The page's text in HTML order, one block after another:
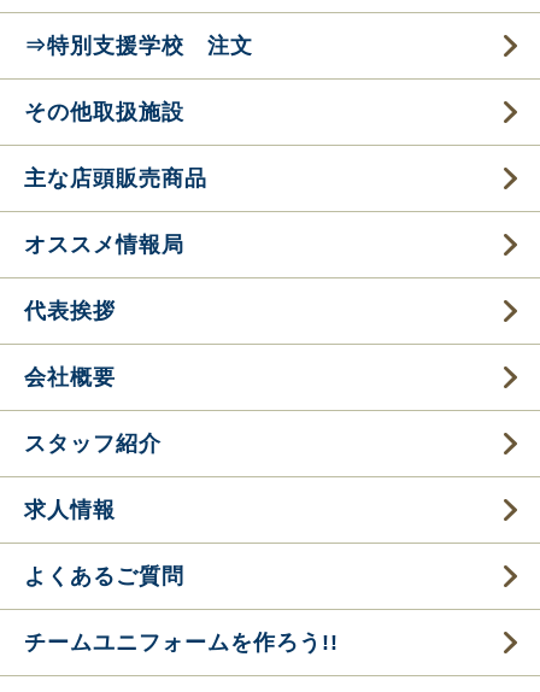
⇒特別支援学校 注文
その他取扱施設
主な店頭販売商品
オススメ情報局
代表挨拶
会社概要
スタッフ紹介
求人情報
よくあるご質問
チームユニフォームを作ろう!!